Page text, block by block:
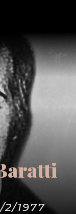
1977